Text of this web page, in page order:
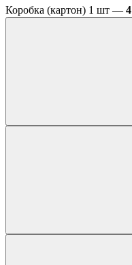
Коробка (картон) 1 шт —